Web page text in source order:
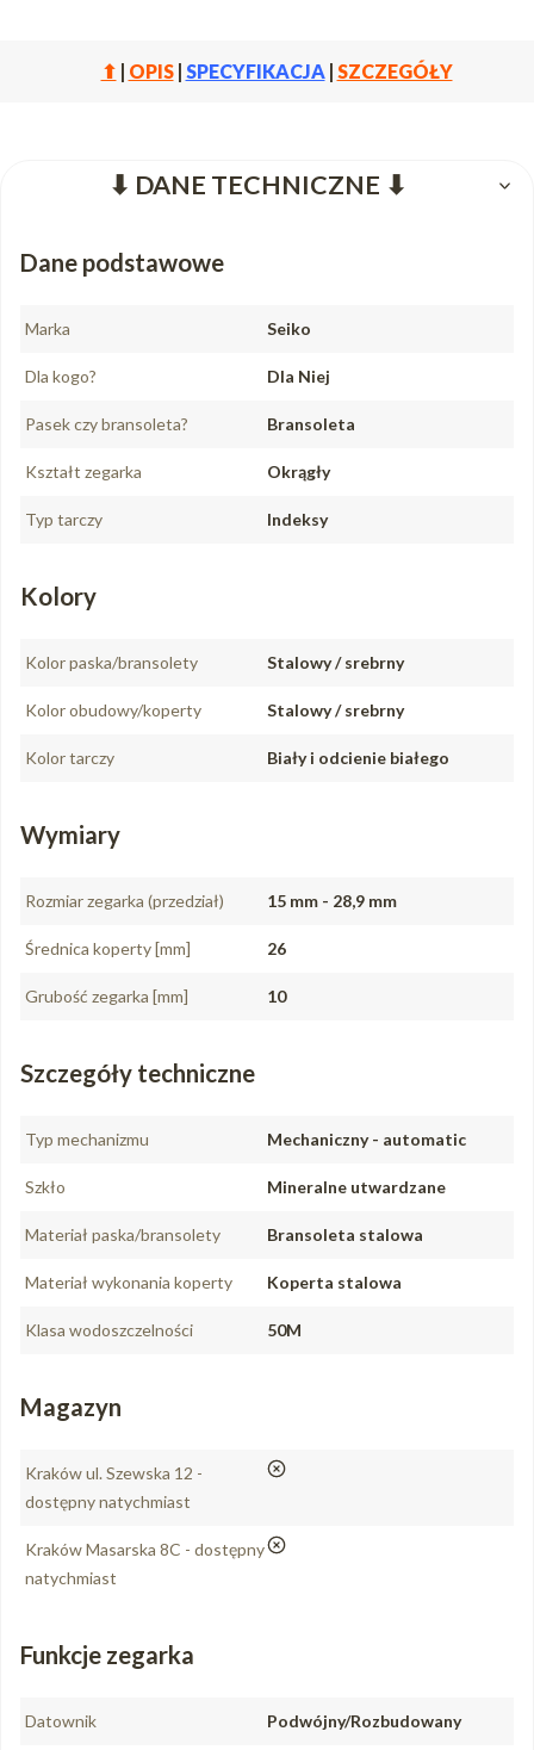
⬆ OPIS| SPECYFIKACJA| SZCZEGÓŁY
⬇ DANE TECHNICZNE ⬇
Dane podstawowe
Marka Seiko
Dla kogo? Dla Niej
Pasek czy bransoleta? Bransoleta
Kształt zegarka Okrągły
Typ tarczy Indeksy
Kolory
Kolor paska/bransolety Stalowy / srebrny
Kolor obudowy/koperty Stalowy / srebrny
Kolor tarczy Biały i odcienie białego
Wymiary
Rozmiar zegarka (przedział) 15 mm - 28,9 mm
Średnica koperty [mm] 26
Grubość zegarka [mm] 10
Szczegóły techniczne
Typ mechanizmu Mechaniczny - automatic
Szkło Mineralne utwardzane
Materiał paska/bransolety Bransoleta stalowa
Materiał wykonania koperty Koperta stalowa
Klasa wodoszczelności 50M
Magazyn
Kraków ul. Szewska 12 -
dostępny natychmiast
nie
Kraków Masarska 8C - dostępny
natychmiast
nie
Funkcje zegarka
Datownik Podwójny/Rozbudowany